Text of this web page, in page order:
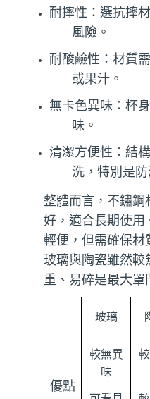
耐摔性：選抗摔
風險。
耐酸鹼性：材質
或果汁。
無卡色異味：杯
味。
清潔方便性：結
洗，特別是
整體而言，不鏽鋼
好，適合長期使用
輕便，但需確保材
玻璃與陶瓷雖然較
重、易碎是最大罩
玻璃
優點
較無異
味